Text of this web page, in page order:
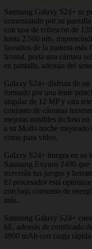
Samsung Galaxy S24+ se
comenzando por su
con tasa de refrescon de
hasta 2.500 nits,
favoritos de la manera más
frontal, porta una cámara
en pantalla, además del
Galaxy S24+ disfruta de un
formado por una lente
angular de 12 MP y otra
conjunto de cámaras
mejoras notables incluso
a su Modo noche
como para vídeo.
Galaxy S24+ integra en su
Samsung Exynos 2400
moverán tus juegos y
El procesador está
con bajo consumo de
más.
Samsung Galaxy S24+
6E, además de certificado
4900 mAh con carga